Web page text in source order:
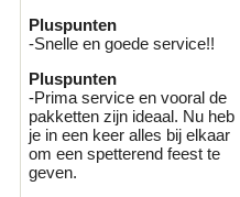
Pluspunten
-Snelle en goede service!!
Pluspunten
-Prima service en vooral de
pakketten zijn ideaal. Nu heb
je in een keer alles bij elkaar
om een spetterend feest te
geven.